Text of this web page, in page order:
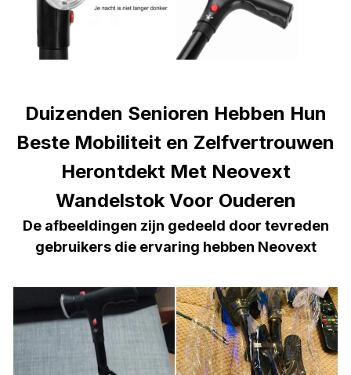
Duizenden Senioren Hebben Hun
Beste Mobiliteit en Zelfvertrouwen
Herontdekt Met Neovext
Wandelstok Voor Ouderen
De afbeeldingen zijn gedeeld door tevreden
gebruikers die ervaring hebben Neovext